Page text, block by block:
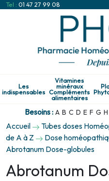
Tel : 01 47 27 99 08
Les
indispensables
Vitamines
minéraux
Compléments
alimentaires
Besoins : A B C D E F G H
Accueil Tubes doses
de A à Z
Dose
Abrotanum Dose-globules
Abrotanum